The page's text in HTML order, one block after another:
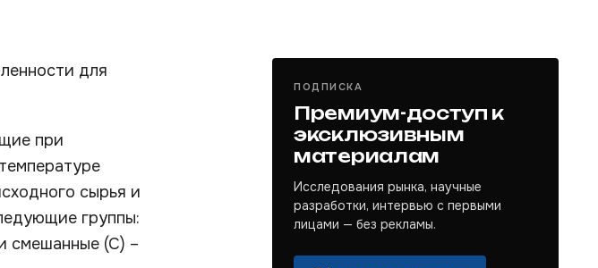
для
при
сырья и
группы:
смешанные (С) –
ПОДПИСКА
Премиум-доступ к
эксклюзивным
материалам
Исследования рынка, научные
разработки, интервью с первыми
лицами — без рекламы.